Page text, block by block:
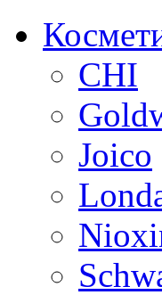
CHI
Joico